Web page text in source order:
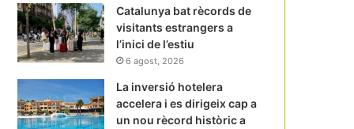
Catalunya bat rècords de
visitants estrangers a
l’inici de l’estiu
6 agost, 2026
La inversió hotelera
accelera i es dirigeix cap a
un nou rècord històric a